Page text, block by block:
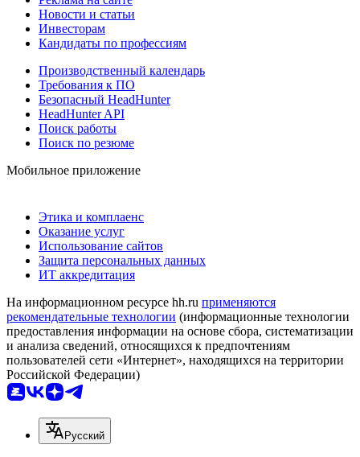
Новости и статьи
Инвесторам
Кандидаты по профессиям
Производственный календарь
Требования к ПО
Безопасный HeadHunter
HeadHunter API
Поиск работы
Поиск по резюме
Мобильное приложение
Этика и комплаенс
Оказание услуг
Использование сайтов
Защита персональных данных
ИТ аккредитация
На информационном ресурсе hh.ru применяются
рекомендательные технологии (информационные технологии
предоставления информации на основе сбора, систематизации
и анализа сведений, относящихся к предпочтениям
пользователей сети «Интернет», находящихся на территории
Российской Федерации)
Русский